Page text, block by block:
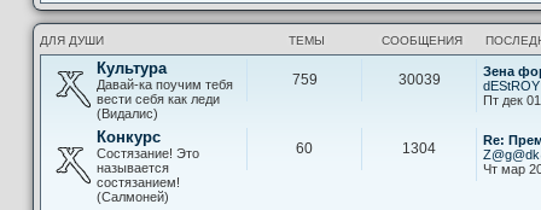
ДЛЯ ДУШИ ТЕМЫ СООБЩЕНИЯ
Культура
Давай-ка поучим тебя
вести себя как леди
(Видалис)
759 30039
Зена
dEStROY
Пт дек
Конкурс
Состязание! Это
называется
состязанием!
(Салмоней)
60 1304
Re:
Чт мар